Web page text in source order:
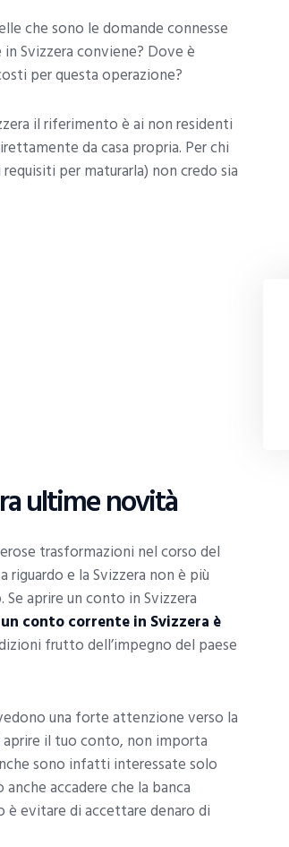
che sono le domande connesse
Svizzera conviene? Dove è
per questa operazione?
il riferimento è ai non residenti
da casa propria. Per chi
per maturarla) non credo sia
ultime novità
trasformazioni nel corso del
e la Svizzera non è più
aprire un conto in Svizzera
conto corrente in Svizzera è
frutto dell’impegno del paese
una forte attenzione verso la
il tuo conto, non importa
sono infatti interessate solo
accadere che la banca
è evitare di accettare denaro di